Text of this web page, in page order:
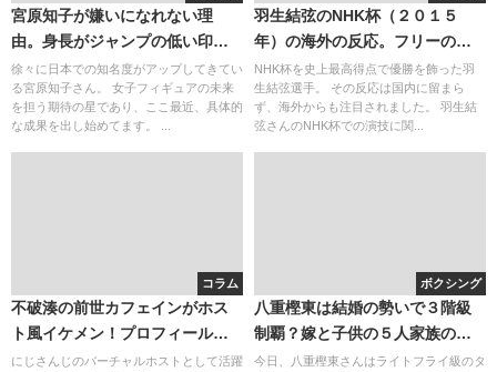
宮原知子が嫌いになれない理
由。身長がジャンプの低い印象
に？華がないわけではない！
徐々に日本での知名度がアップしてきてい
る宮原知子さん。 女子フィギュアの未来
を担う期待の星であり、ここ最近、具体的
な成果を出し始めてます。 ...
羽生結弦のNHK杯（２０１５
年）の海外の反応。フリーの曲
と動画の再生数がすごい・・・
NHK杯を史上最高得点で優勝を飾った羽
生結弦選手。 その反応は国内に留まら
ず、海外からも注目されました。 羽生結
弦さんのNHK杯での演技に関...
コラム
不破湊の前世カフェインがホス
ト風イケメン！プロフィールま
とめ
にじさんじのバーチャルホストとして活躍
ボクシング
八重樫東は結婚の勢いで３階級
制覇？嫁と子供の５人家族の明
るい自宅が癒しになってる？
今日、八重樫東さんはライトフライ級のタ